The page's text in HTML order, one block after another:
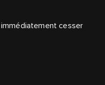
cesser